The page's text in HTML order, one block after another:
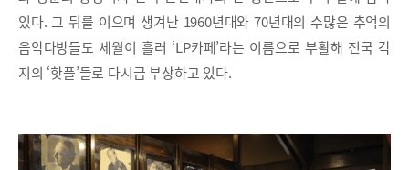
있다. 그 뒤를 이으며 생겨난 1960년대와 70년대의 수많은 추억의
음악다방들도 세월이 흘러 ‘LP카페’라는 이름으로 부활해 전국 각
지의 ‘핫플’들로 다시금 부상하고 있다.